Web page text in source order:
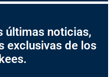
últimas noticias,
exclusivas de los